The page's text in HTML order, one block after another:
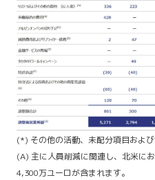
(*) その他の活動、未配分項目およ
(A) 主に人員削減に関連し、北米に
4,300万ユーロが含まれます。